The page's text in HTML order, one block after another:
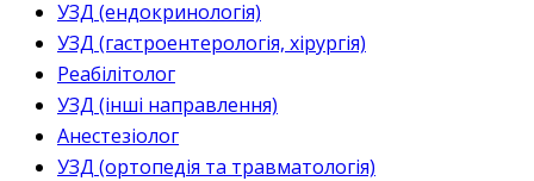
УЗД (ендокринологія)
УЗД (гастроентерологія, хірургія)
Реабілітолог
УЗД (інші направлення)
Анестезіолог
УЗД (ортопедія та травматологія)